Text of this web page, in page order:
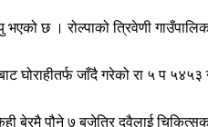
भएको छ । रोल्पाको त्रिवेणी
जाँदै गरेको रा ५ प ५४५३
केही बेरमै पौने ७ बजेतिर दुवैलाई